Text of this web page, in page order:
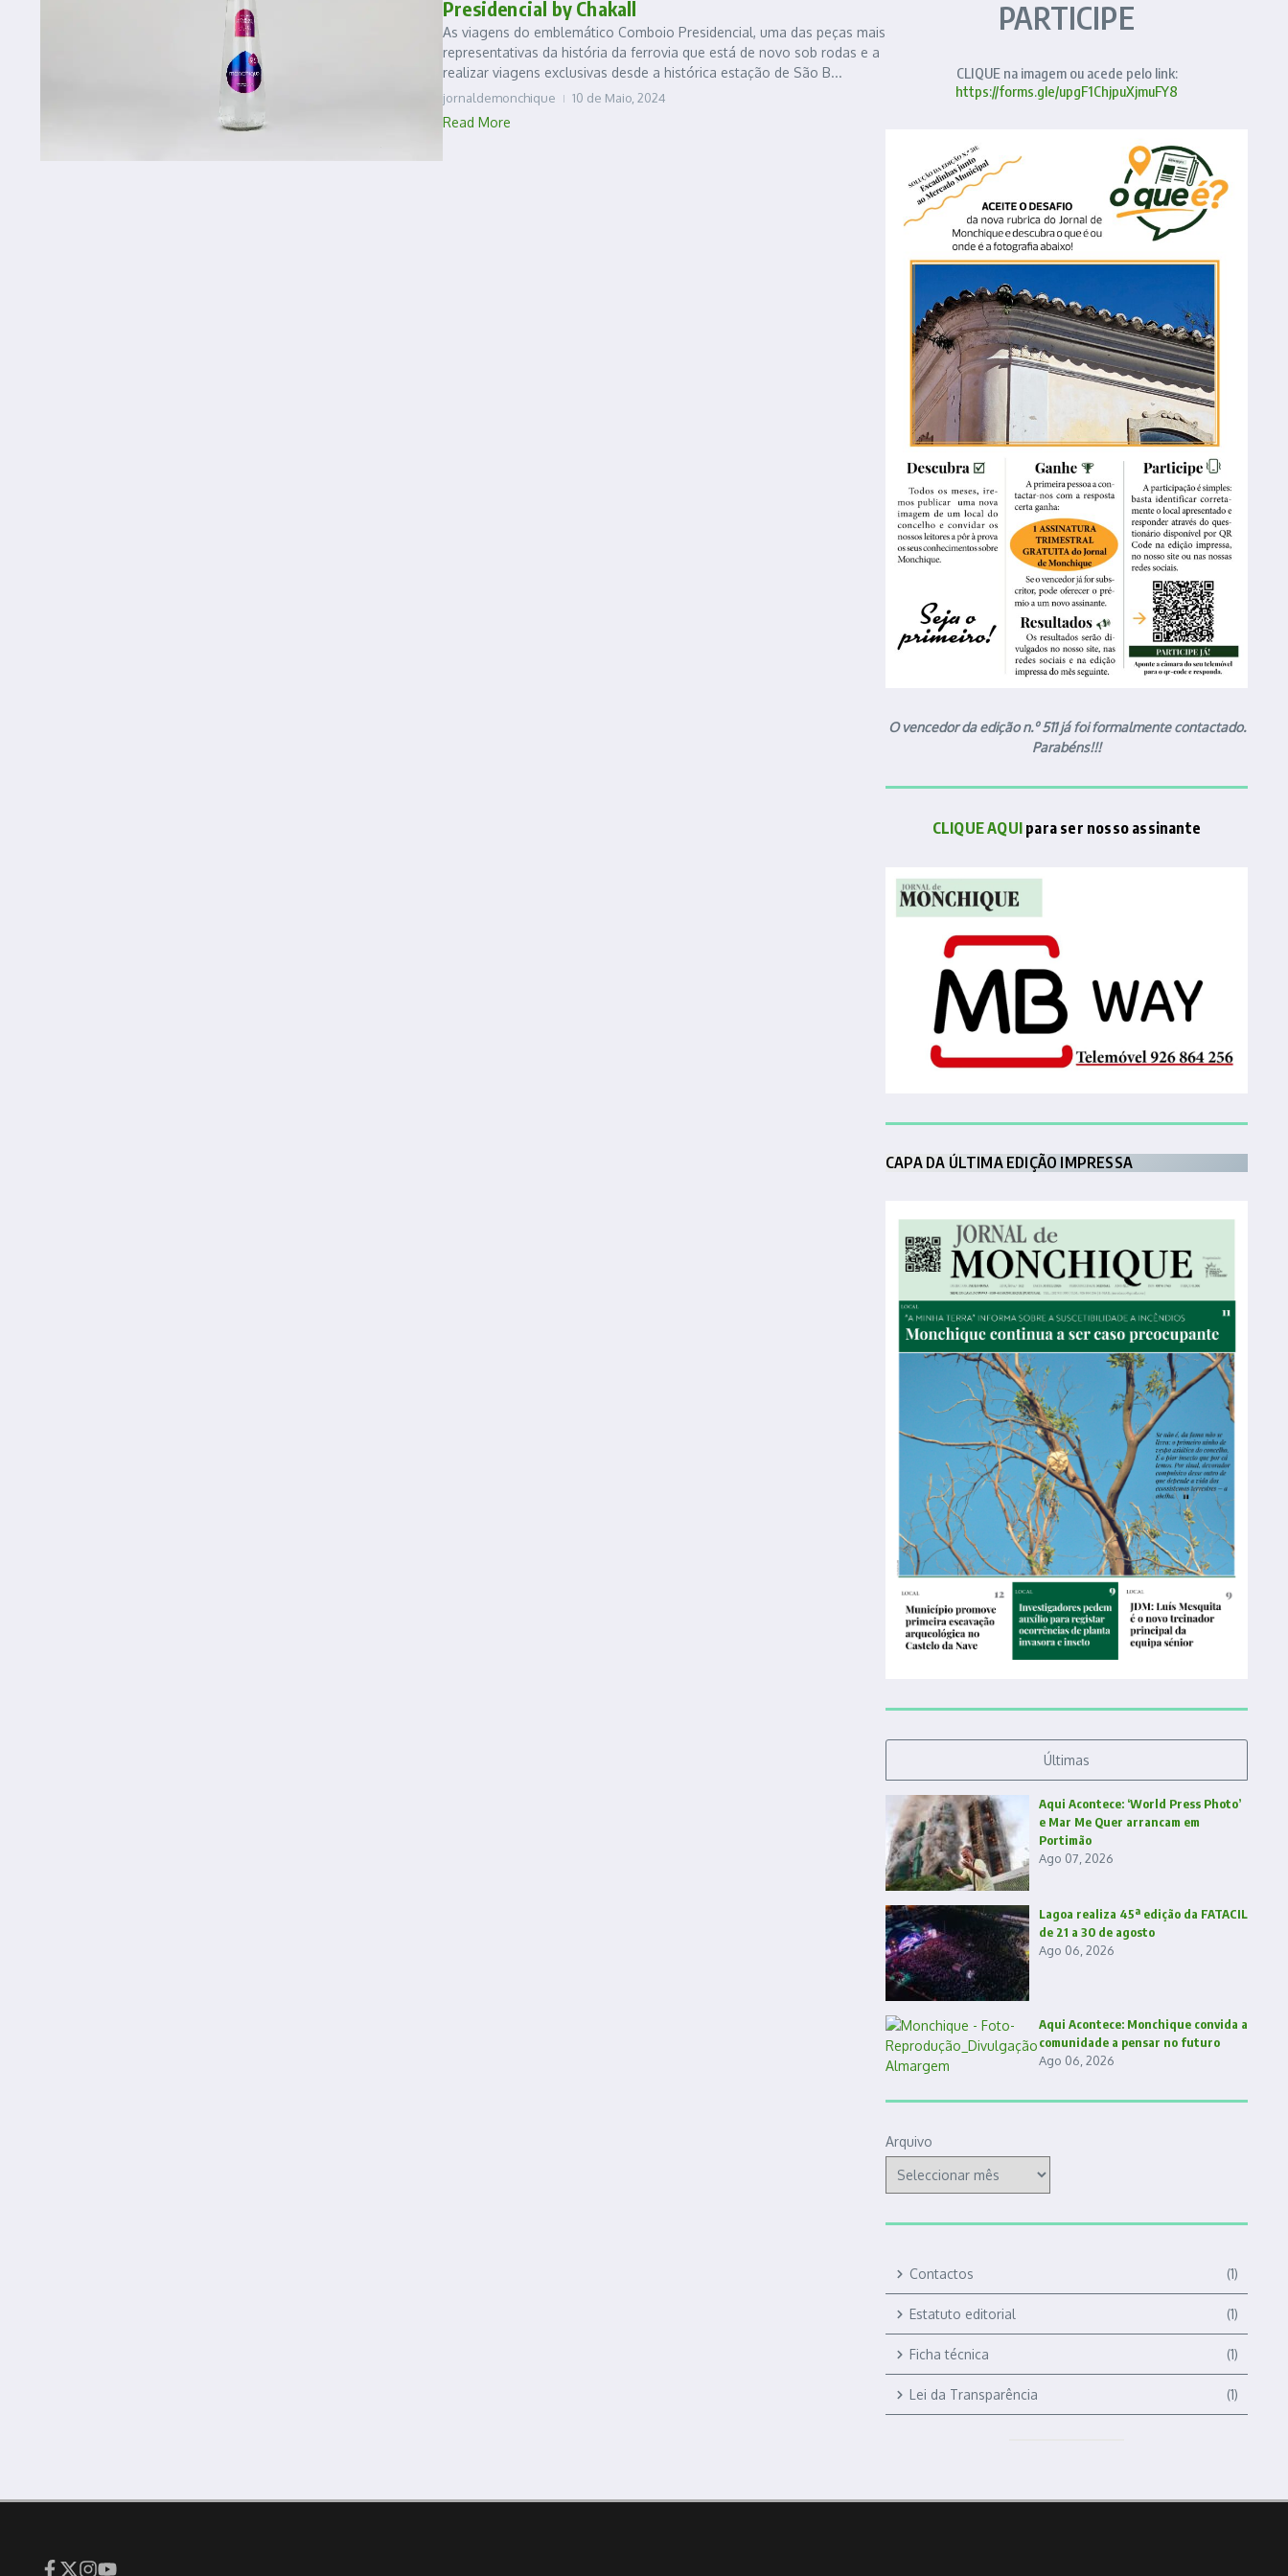
Presidencial by Chakall
As viagens do emblemático Comboio Presidencial, uma das peças mais
representativas da história da ferrovia que está de novo sob rodas e a
realizar viagens exclusivas desde a histórica estação de São B...
jornaldemonchique 10 de Maio, 2024
Read More
PARTICIPE
CLIQUE na imagem ou acede pelo link:
https://forms.gle/upgF1ChjpuXjmuFY8
O vencedor da edição n.º 511 já foi formalmente contactado.
Parabéns!!!
CLIQUE AQUI para ser nosso assinante
CAPA DA ÚLTIMA EDIÇÃO IMPRESSA
Últimas
Aqui Acontece: ‘World Press Photo’
e Mar Me Quer arrancam em
Portimão
Ago 07, 2026
Lagoa realiza 45ª edição da FATACIL
de 21 a 30 de agosto
Ago 06, 2026
Aqui Acontece: Monchique convida a
comunidade a pensar no futuro
Ago 06, 2026
Arquivo
Contactos (1)
Estatuto editorial (1)
Ficha técnica (1)
Lei da Transparência (1)